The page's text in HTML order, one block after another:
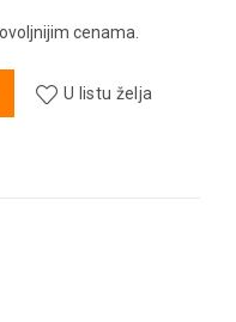
cenama.
U listu želja